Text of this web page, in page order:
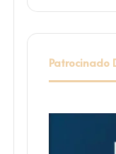
Patrocinado